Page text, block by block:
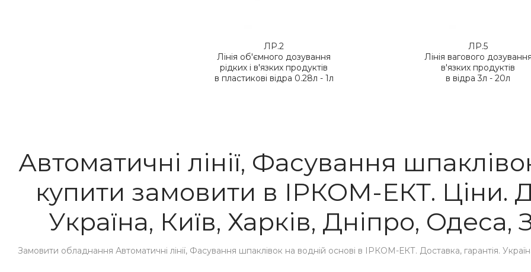
ЛР.2
Лінія об'ємного дозування
рідких і в'язких продуктів
в пластикові відра 0.28л - 1л
ЛР.5
Лінія вагового
в'язких продуктів
в відра 3л - 20л
Автоматичні лінії, Фасування
купити замовити в ІРКОМ-ЕКТ. Ціни.
Україна, Київ, Харків, Дніпро, Одеса,
Замовити обладнання Автоматичні лінії, Фасування шпаклівок на водній основі в ІРКОМ-ЕКТ. Доставка, гарантія.